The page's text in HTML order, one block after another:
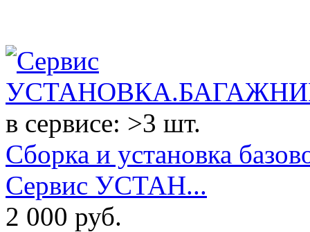
в сервисе: >3 шт.
Сборка и установка
Сервис УСТАН...
2 000 руб.